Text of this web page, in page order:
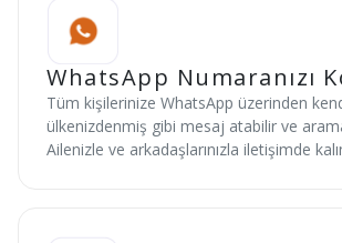
WhatsApp Numaranızı
Tüm kişilerinize WhatsApp üzerinden
ülkenizdenmiş gibi mesaj atabilir ve
Ailenizle ve arkadaşlarınızla iletişimde